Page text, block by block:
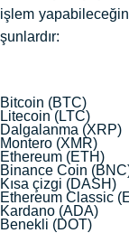
işlem
şunlardır:
Bitcoin (BTC)
Litecoin (LTC)
Dalgalanma (XRP)
Montero (XMR)
Ethereum (ETH)
Binance Coin
Kısa çizgi (DASH)
Ethereum Classic
Kardano (ADA)
Benekli (DOT)